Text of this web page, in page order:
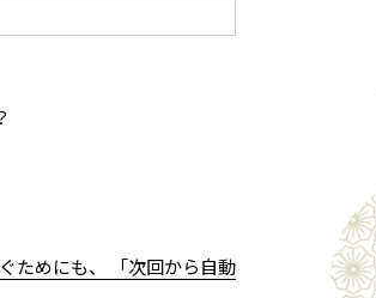
ためにも、 「次回から自動